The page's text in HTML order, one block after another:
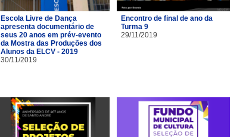
Escola Livre de Dança
apresenta documentário de
seus 20 anos em prév-evento
da Mostra das Produções dos
Alunos da ELCV - 2019
30/11/2019
Encontro de final de ano da
Turma 9
29/11/2019